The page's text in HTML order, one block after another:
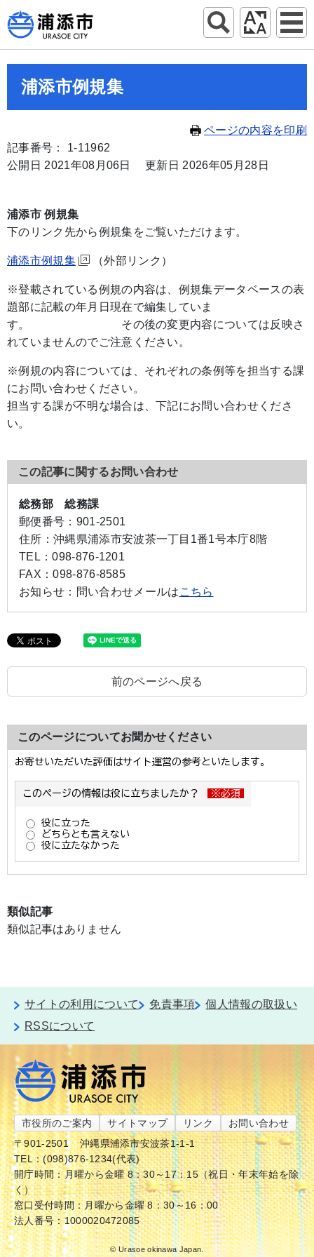
浦添市例規集
ページの内容を印刷
記事番号： 1-11962
公開日 2021年08月06日
更新日 2026年05月28日
浦添市 例規集
下のリンク先から例規集をご覧いただけます。
浦添市例規集 （外部リンク）
※登載されている例規の内容は、例規集データベースの表
題部に記載の年月日現在で編集していま
す。 その後の変更内容については反映さ
れていませんのでご注意ください。
※例規の内容については、それぞれの条例等を担当する課
にお問い合わせください。
担当する課が不明な場合は、下記にお問い合わせくださ
い。
この記事に関するお問い合わせ
総務部 総務課
郵便番号： 901-2501
住所： 沖縄県浦添市安波茶一丁目1番1号本庁8階
TEL：098-876-1201
FAX：098-876-8585
お知らせ： 問い合わせメールは こちら
前のページへ戻る
このページについてお聞かせください
類似記事
類似記事はありません
サイトの利用について 免責事項
個人情報の取扱い
RSSについて
市役所のご案内 サイトマップ リンク
お問い合わせ
〒901-2501
沖縄県浦添市安波茶1-1-1
TEL：(098)876-1234(代表)
開庁時間：月曜から金曜 8：30～17：15（祝日・年末年始を除
く）
窓口受付時間：月曜から金曜 8：30～16：00
法人番号：1000020472085
© Urasoe okinawa Japan.